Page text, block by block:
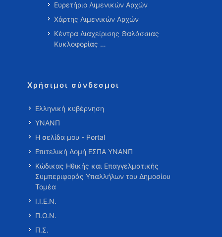
Ευρετήριο Λιμενικών Αρχών
Χάρτης Λιμενικών Αρχών
Κέντρα Διαχείρισης Θαλάσσιας
Κυκλοφορίας …
Χρήσιμοι σύνδεσμοι
Ελληνική κυβέρνηση
ΥΝΑΝΠ
Η σελίδα μου - Portal
Επιτελική Δομή ΕΣΠΑ ΥΝΑΝΠ
Κώδικας Ηθικής και Επαγγελματικής
Συμπεριφοράς Υπαλλήλων του Δημοσίου
Τομέα
Ι.Ι.Ε.Ν.
Π.Ο.Ν.
Π.Σ.